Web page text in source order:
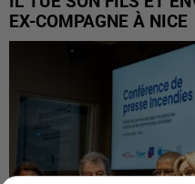
EX-COMPAGNE À NICE